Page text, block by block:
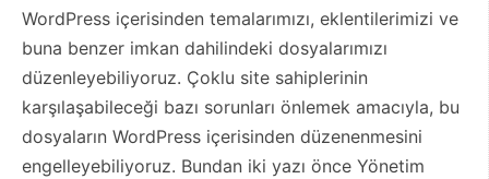
WordPress içerisinden temalarımızı, eklentilerimizi ve
buna benzer imkan dahilindeki dosyalarımızı
düzenleyebiliyoruz. Çoklu site sahiplerinin
karşılaşabileceği bazı sorunları önlemek amacıyla, bu
dosyaların WordPress içerisinden düzenenmesini
engelleyebiliyoruz. Bundan iki yazı önce Yönetim